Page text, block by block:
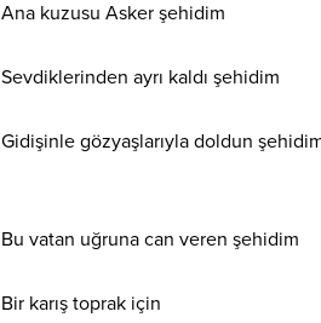
Ana kuzusu Asker şehidim
Sevdiklerinden ayrı kaldı şehidim
Gidişinle gözyaşlarıyla doldun
Bu vatan uğruna can veren şehidim
Bir karış toprak için